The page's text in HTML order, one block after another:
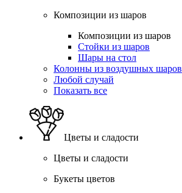
Композиции из шаров
Композиции из шаров
Стойки из шаров
Шары на стол
Колонны из воздушных шаров
Любой случай
Показать все
Цветы и сладости
Цветы и сладости
Букеты цветов